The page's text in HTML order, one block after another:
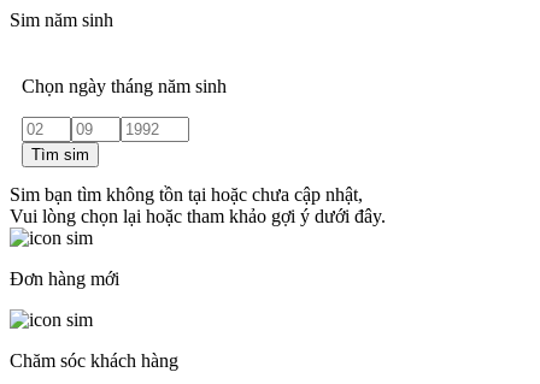
Sim năm sinh
Chọn ngày tháng năm sinh
Tìm sim
Sim bạn tìm không tồn tại hoặc chưa cập nhật,
Vui lòng chọn lại hoặc tham khảo gợi ý dưới đây.
Đơn hàng mới
Chăm sóc khách hàng